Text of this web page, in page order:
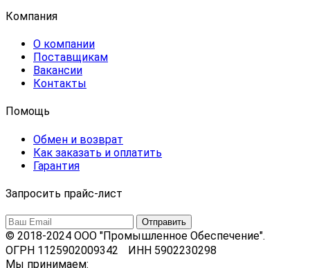
Компания
О компании
Поставщикам
Вакансии
Контакты
Помощь
Обмен и возврат
Как заказать и оплатить
Гарантия
Запросить прайс-лист
© 2018-2024 ООО "Промышленное Обеспечение".
ОГРН 1125902009342 ИНН 5902230298
Мы принимаем: